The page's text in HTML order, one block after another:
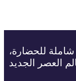
للحضارة،
العصر الجديد